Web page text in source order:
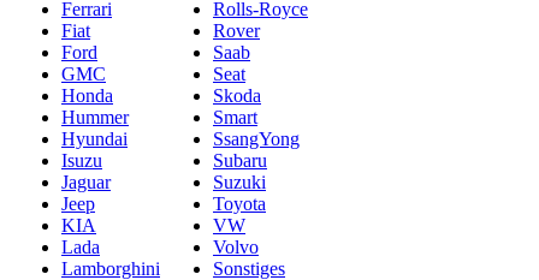
Ferrari
Fiat
Ford
GMC
Honda
Hummer
Hyundai
Isuzu
Jaguar
Jeep
KIA
Lada
Lamborghini
Rolls-Royce
Rover
Saab
Seat
Skoda
Smart
SsangYong
Subaru
Suzuki
Toyota
VW
Volvo
Sonstiges